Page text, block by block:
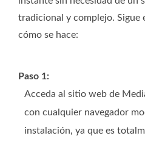
tradicional y complejo. Sigue
cómo se hace:
Paso 1:
Acceda al sitio web de
con cualquier navegador
instalación, ya que es